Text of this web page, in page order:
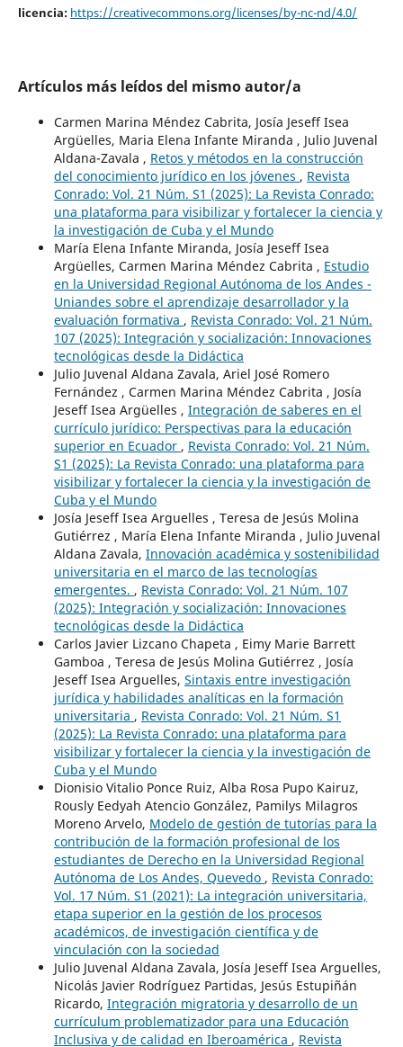
licencia: https://creativecommons.org/licenses/by-nc-nd/4.0/
Artículos más leídos del mismo autor/a
Carmen Marina Méndez Cabrita, Josía Jeseff Isea
Argüelles, Maria Elena Infante Miranda , Julio Juvenal
Aldana-Zavala , Retos y métodos en la construcción
del conocimiento jurídico en los jóvenes , Revista
Conrado: Vol. 21 Núm. S1 (2025): La Revista Conrado:
una plataforma para visibilizar y fortalecer la ciencia y
la investigación de Cuba y el Mundo
María Elena Infante Miranda, Josía Jeseff Isea
Argüelles, Carmen Marina Méndez Cabrita , Estudio
en la Universidad Regional Autónoma de los Andes -
Uniandes sobre el aprendizaje desarrollador y la
evaluación formativa , Revista Conrado: Vol. 21 Núm.
107 (2025): Integración y socialización: Innovaciones
tecnológicas desde la Didáctica
Julio Juvenal Aldana Zavala, Ariel José Romero
Fernández , Carmen Marina Méndez Cabrita , Josía
Jeseff Isea Argüelles , Integración de saberes en el
currículo jurídico: Perspectivas para la educación
superior en Ecuador , Revista Conrado: Vol. 21 Núm.
S1 (2025): La Revista Conrado: una plataforma para
visibilizar y fortalecer la ciencia y la investigación de
Cuba y el Mundo
Josía Jeseff Isea Arguelles , Teresa de Jesús Molina
Gutiérrez , María Elena Infante Miranda , Julio Juvenal
Aldana Zavala, Innovación académica y sostenibilidad
universitaria en el marco de las tecnologías
emergentes. , Revista Conrado: Vol. 21 Núm. 107
(2025): Integración y socialización: Innovaciones
tecnológicas desde la Didáctica
Carlos Javier Lizcano Chapeta , Eimy Marie Barrett
Gamboa , Teresa de Jesús Molina Gutiérrez , Josía
Jeseff Isea Arguelles, Sintaxis entre investigación
jurídica y habilidades analíticas en la formación
universitaria , Revista Conrado: Vol. 21 Núm. S1
(2025): La Revista Conrado: una plataforma para
visibilizar y fortalecer la ciencia y la investigación de
Cuba y el Mundo
Dionisio Vitalio Ponce Ruiz, Alba Rosa Pupo Kairuz,
Rously Eedyah Atencio González, Pamilys Milagros
Moreno Arvelo, Modelo de gestión de tutorías para la
contribución de la formación profesional de los
estudiantes de Derecho en la Universidad Regional
Autónoma de Los Andes, Quevedo , Revista Conrado:
Vol. 17 Núm. S1 (2021): La integración universitaria,
etapa superior en la gestión de los procesos
académicos, de investigación científica y de
vinculación con la sociedad
Julio Juvenal Aldana Zavala, Josía Jeseff Isea Arguelles,
Nicolás Javier Rodríguez Partidas, Jesús Estupiñán
Ricardo, Integración migratoria y desarrollo de un
currículum problematizador para una Educación
Inclusiva y de calidad en Iberoamérica , Revista